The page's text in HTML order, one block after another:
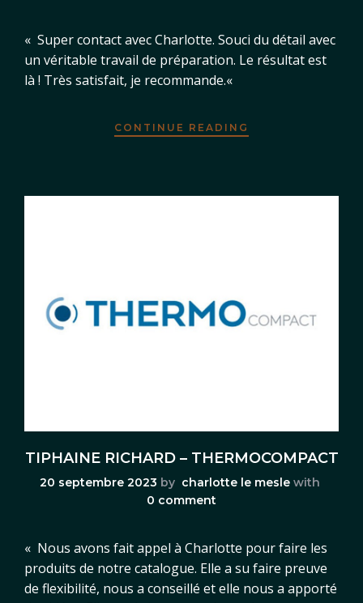
« Super contact avec Charlotte. Souci du détail avec
un véritable travail de préparation. Le résultat est
là ! Très satisfait, je recommande.«
CONTINUE READING
TIPHAINE RICHARD – THERMOCOMPACT
20 septembre 2023 by charlotte le mesle with
0 comment
« Nous avons fait appel à Charlotte pour faire les
produits de notre catalogue. Elle a su faire preuve
de flexibilité, nous a conseillé et elle nous a apporté